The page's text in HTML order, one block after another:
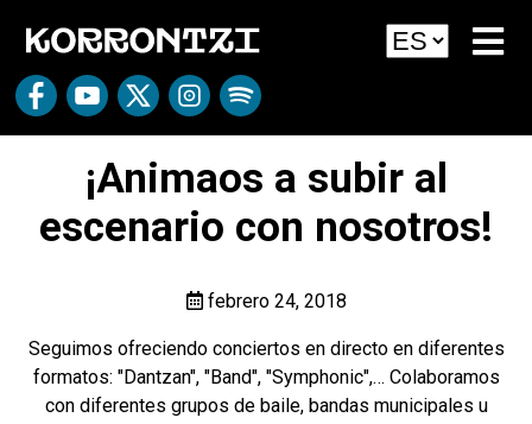
¡Animaos a subir al
escenario con nosotros!
febrero 24, 2018
Seguimos ofreciendo conciertos en directo en diferentes
formatos: "Dantzan", "Band", "Symphonic",… Colaboramos
con diferentes grupos de baile, bandas municipales u